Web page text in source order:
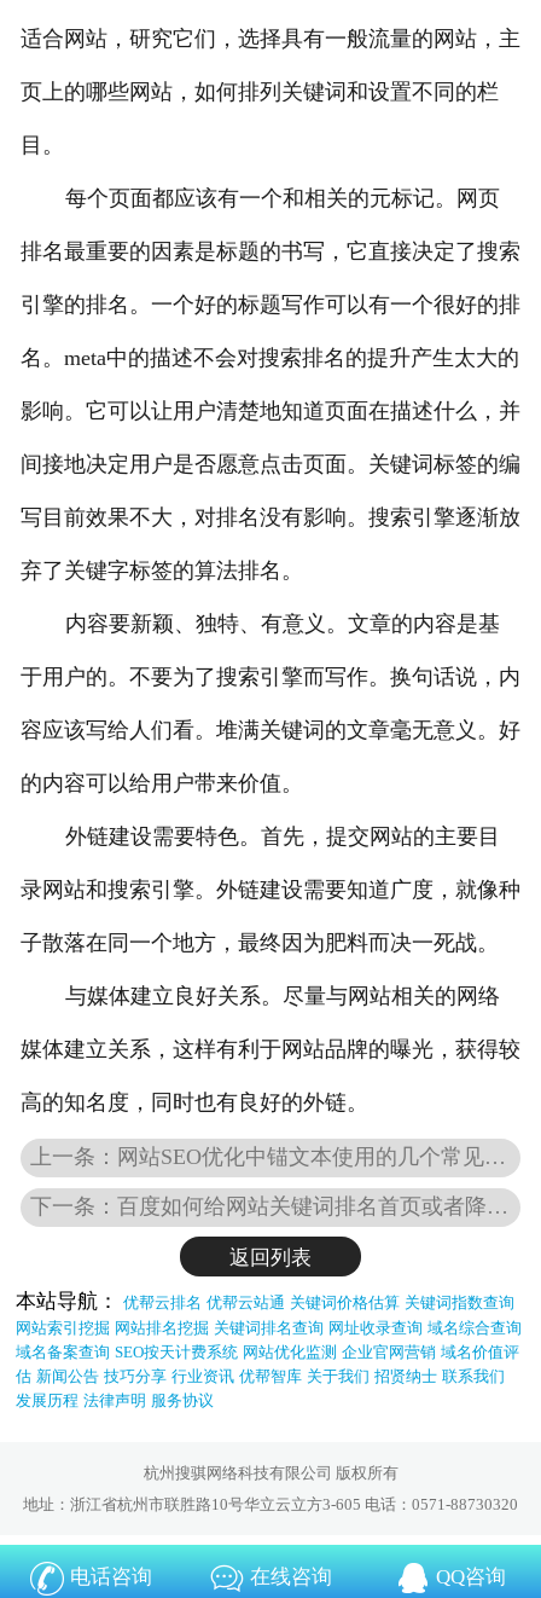
适合网站，研究它们，选择具有一般流量的网站，主
页上的哪些网站，如何排列关键词和设置不同的栏
目。
每个页面都应该有一个和相关的元标记。网页
排名最重要的因素是标题的书写，它直接决定了搜索
引擎的排名。一个好的标题写作可以有一个很好的排
名。meta中的描述不会对搜索排名的提升产生太大的
影响。它可以让用户清楚地知道页面在描述什么，并
间接地决定用户是否愿意点击页面。关键词标签的编
写目前效果不大，对排名没有影响。搜索引擎逐渐放
弃了关键字标签的算法排名。
内容要新颖、独特、有意义。文章的内容是基
于用户的。不要为了搜索引擎而写作。换句话说，内
容应该写给人们看。堆满关键词的文章毫无意义。好
的内容可以给用户带来价值。
外链建设需要特色。首先，提交网站的主要目
录网站和搜索引擎。外链建设需要知道广度，就像种
子散落在同一个地方，最终因为肥料而决一死战。
与媒体建立良好关系。尽量与网站相关的网络
媒体建立关系，这样有利于网站品牌的曝光，获得较
高的知名度，同时也有良好的外链。
上一条：网站SEO优化中锚文本使用的几个常见问题
下一条：百度如何给网站关键词排名首页或者降权？
返回列表
本站导航：
优帮云排名 优帮云站通 关键词价格估算 关键词指数查询
网站索引挖掘 网站排名挖掘 关键词排名查询 网址收录查询 域名综合查询
域名备案查询 SEO按天计费系统 网站优化监测 企业官网营销 域名价值评
估 新闻公告 技巧分享 行业资讯 优帮智库 关于我们 招贤纳士 联系我们
发展历程 法律声明 服务协议
杭州搜骐网络科技有限公司 版权所有
地址：浙江省杭州市联胜路10号华立云立方3-605 电话：0571-88730320
电话咨询 在线咨询 QQ咨询